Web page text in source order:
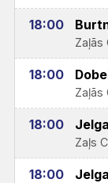
18:00
Zaļās
18:00
Zaļās
18:00
Zaļs
18:00